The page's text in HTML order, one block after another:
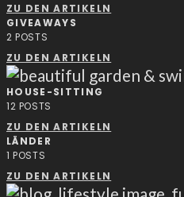
ZU DEN ARTIKELN
GIVEAWAYS
2 POSTS
ZU DEN ARTIKELN
HOUSE-SITTING
12 POSTS
ZU DEN ARTIKELN
LÄNDER
1 POSTS
ZU DEN ARTIKELN